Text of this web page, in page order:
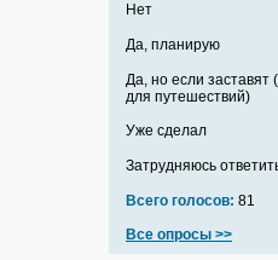
Нет
Да, планирую
Да, но если заставят
для путешествий)
Уже сделал
Затрудняюсь
Всего голосов: 81
Все опросы >>